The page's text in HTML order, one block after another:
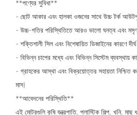
**পণ্যের সুবিধা**
- ছোট আকার এবং হালকা ওজনের সাথে উচ্চ টর্ক
- উচ্চ-গতির পরিস্থিতিতে আরও ভালো ঘনত্ব এবং
- শক্তিশালী সিল এবং বিশেষায়িত ডিজাইনের কারণে
- বিভিন্ন চাপের মধ্যে এবং বিভিন্ন সিস্টেম ব্যবস্থায়
- গ্রাহকের আস্থা এবং বিক্রয়োত্তর সহায়তা নিশ্চিত
মাস)
**আবেদনের পরিস্থিতি**
এই মোটরগুলি কৃষি যন্ত্রপাতি, প্লাস্টিক শিল্প, খনি, মাছ